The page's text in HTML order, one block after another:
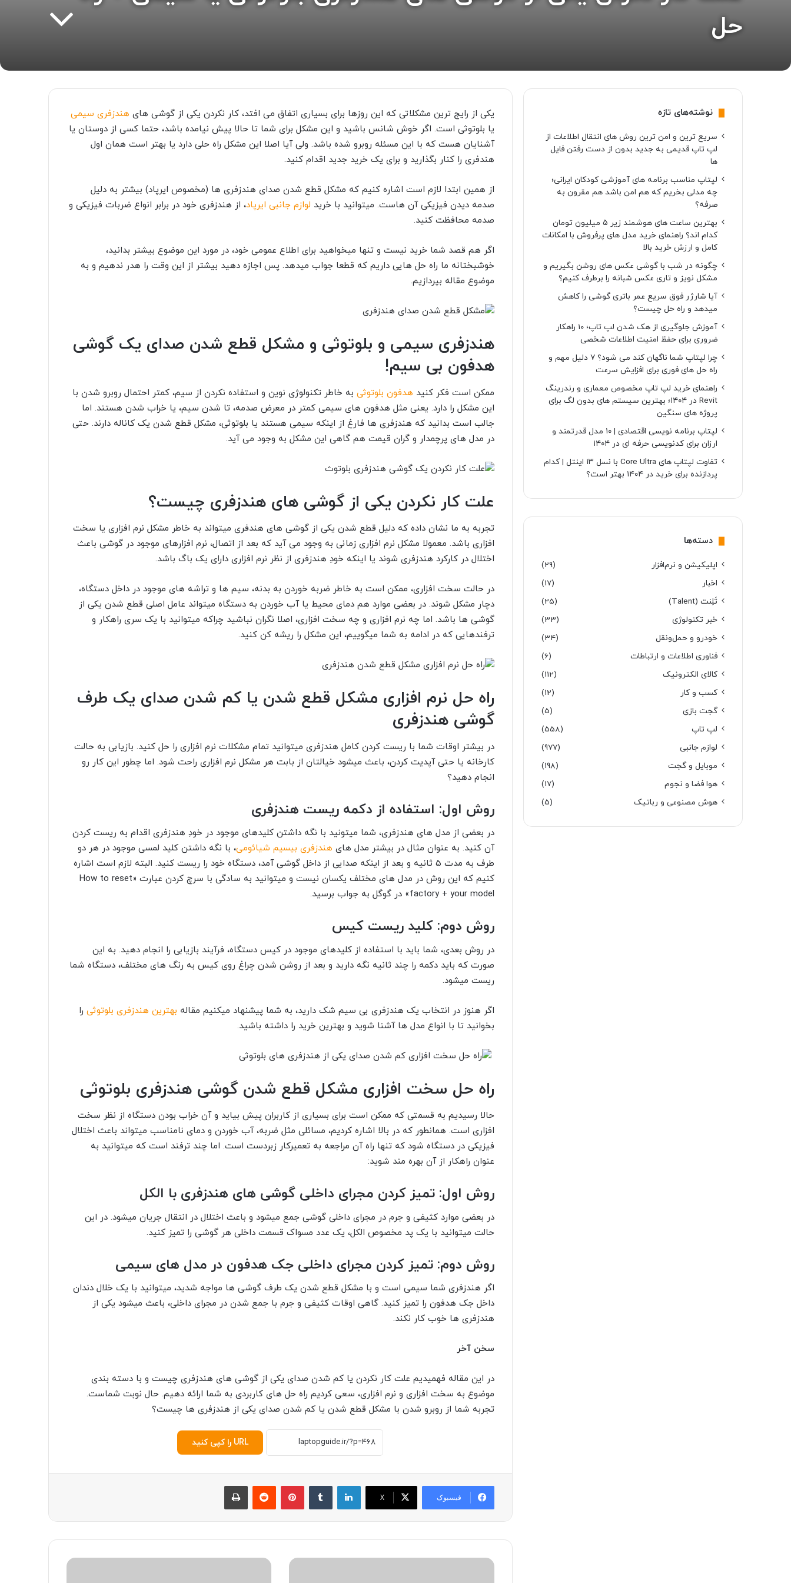
حل
یکی از رایج ترین مشکلاتی که این روزها برای بسیاری اتفاق می افتد، کار نکردن یکی از گوشی های هندزفری سیمی
یا بلوتوثی است. اگر خوش شانس باشید و این مشکل برای شما تا حالا پیش نیامده باشد، حتما کسی از دوستان یا
آشنایان هست که با این مسئله روبرو شده باشد. ولی آیا اصلا این مشکل راه حلی دارد یا بهتر است همان اول
هندفری را کنار بگذارید و برای یک خرید جدید اقدام کنید.
از همین ابتدا لازم است اشاره کنیم که مشکل قطع شدن صدای هندزفری ها (مخصوص ایرپاد) بیشتر به دلیل
صدمه دیدن فیزیکی آن هاست. میتوانید با خرید لوازم جانبی ایرپاد، از هندزفری خود در برابر انواع ضربات فیزیکی و
صدمه محافظت کنید.
اگر هم قصد شما خرید نیست و تنها میخواهید برای اطلاع عمومی خود، در مورد این موضوع بیشتر بدانید،
خوشبختانه ما راه حل هایی داریم که قطعا جواب میدهد. پس اجازه دهید بیشتر از این وقت را هدر ندهیم و به
موضوع مقاله بپردازیم.
هندزفری سیمی و بلوتوثی و مشکل قطع شدن صدای یک گوشی
هدفون بی سیم!
ممکن است فکر کنید هدفون بلوتوثی به خاطر تکنولوژی نوین و استفاده نکردن از سیم، کمتر احتمال روبرو شدن با
این مشکل را دارد. یعنی مثل هدفون های سیمی کمتر در معرض صدمه، تا شدن سیم، یا خراب شدن هستند. اما
جالب است بدانید که هندزفری ها فارغ از اینکه سیمی هستند یا بلوتوثی، مشکل قطع شدن یک کاناله دارند. حتی
در مدل های پرچمدار و گران قیمت هم گاهی این مشکل به وجود می آید.
علت کار نکردن یکی از گوشی های هندزفری چیست؟
تجربه به ما نشان داده که دلیل قطع شدن یکی از گوشی های هندفری میتواند به خاطر مشکل نرم افزاری یا سخت
افزاری باشد. معمولا مشکل نرم افزاری زمانی به وجود می آید که بعد از اتصال، نرم افزارهای موجود در گوشی باعث
اختلال در کارکرد هندزفری شوند یا اینکه خودِ هندزفری از نظر نرم افزاری دارای یک باگ باشد.
در حالت سخت افزاری، ممکن است به خاطر ضربه خوردن به بدنه، سیم ها و تراشه های موجود در داخل دستگاه،
دچار مشکل شوند. در بعضی موارد هم دمای محیط یا آب خوردن به دستگاه میتواند عامل اصلی قطع شدن یکی از
گوشی ها باشد. اما چه نرم افزاری و چه سخت افزاری، اصلا نگران نباشید چراکه میتوانید با یک سری راهکار و
ترفندهایی که در ادامه به شما میگوییم، این مشکل را ریشه کن کنید.
راه حل نرم افزاری مشکل قطع شدن یا کم شدن صدای یک طرف
گوشی هندزفری
در بیشتر اوقات شما با ریست کردن کامل هندزفری میتوانید تمام مشکلات نرم افزاری را حل کنید. بازیابی به حالت
کارخانه یا حتی آپدیت کردن، باعث میشود خیالتان از بابت هر مشکل نرم افزاری راحت شود. اما چطور این کار رو
انجام دهید؟
روش اول: استفاده از دکمه ریست هندزفری
در بعضی از مدل های هندزفری، شما میتونید با نگه داشتن کلیدهای موجود در خودِ هندزفری اقدام به ریست کردن
آن کنید. به عنوان مثال در بیشتر مدل های هندزفری بیسیم شیائومی، با نگه داشتن کلید لمسی موجود در هر دو
طرف به مدت 5 ثانیه و بعد از اینکه صدایی از داخل گوشی آمد، دستگاه خود را ریست کنید. البته لازم است اشاره
کنیم که این روش در مدل های مختلف یکسان نیست و میتوانید به سادگی با سرچ کردن عبارت «How to reset
factory + your model» در گوگل به جواب برسید.
روش دوم: کلید ریست کیس
در روش بعدی، شما باید با استفاده از کلیدهای موجود در کیس دستگاه، فرآیند بازیابی را انجام دهید. به این
صورت که باید دکمه را چند ثانیه نگه دارید و بعد از روشن شدن چراغ روی کیس به رنگ های مختلف، دستگاه شما
ریست میشود.
اگر هنوز در انتخاب یک هندزفری بی سیم شک دارید، به شما پیشنهاد میکنیم مقاله بهترین هندزفری بلوتوثی را
بخوانید تا با انواع مدل ها آشنا شوید و بهترین خرید را داشته باشید.
راه حل سخت افزاری مشکل قطع شدن گوشی هندزفری بلوتوثی
حالا رسیدیم به قسمتی که ممکن است برای بسیاری از کاربران پیش بیاید و آن خراب بودن دستگاه از نظر سخت
افزاری است. همانطور که در بالا اشاره کردیم، مسائلی مثل ضربه، آب خوردن و دمای نامناسب میتواند باعث اختلال
فیزیکی در دستگاه شود که تنها راه آن مراجعه به تعمیرکار زبردست است. اما چند ترفند است که میتوانید به
عنوان راهکار از آن بهره مند شوید:
روش اول: تمیز کردن مجرای داخلی گوشی های هندزفری با الکل
در بعضی موارد کثیفی و جرم در مجرای داخلی گوشی جمع میشود و باعث اختلال در انتقال جریان میشود. در این
حالت میتوانید با یک پد مخصوص الکل، یک عدد مسواک قسمت داخلی هر گوشی را تمیز کنید.
روش دوم: تمیز کردن مجرای داخلی جک هدفون در مدل های سیمی
اگر هندزفری شما سیمی است و با مشکل قطع شدن یک طرف گوشی ها مواجه شدید، میتوانید با یک خلال دندان
داخل جک هدفون را تمیز کنید. گاهی اوقات کثیفی و جرم با جمع شدن در مجرای داخلی، باعث میشود یکی از
هندزفری ها خوب کار نکند.
سخن آخر
در این مقاله فهمیدیم علت کار نکردن یا کم شدن صدای یکی از گوشی های هندزفری چیست و با دسته بندی
موضوع به سخت افزاری و نرم افزاری، سعی کردیم راه حل های کاربردی به شما ارائه دهیم. حال نوبت شماست.
تجربه شما از روبرو شدن با مشکل قطع شدن یا کم شدن صدای یکی از هندزفری ها چیست؟
URL را کپی کنید
فیسبوک X
لینکدین پینترست ‫رددیت
چ
ب
نوشته‌های تازه
سریع ترین و امن ترین روش های انتقال اطلاعات از
لپ تاپ قدیمی به جدید بدون از دست رفتن فایل
ها
لپتاپ مناسب برنامه های آموزشی کودکان ایرانی؛
چه مدلی بخریم که هم امن باشد هم مقرون به
صرفه؟
بهترین ساعت های هوشمند زیر ۵ میلیون تومان
کدام اند؟ راهنمای خرید مدل های پرفروش با امکانات
کامل و ارزش خرید بالا
چگونه در شب با گوشی عکس های روشن بگیریم و
مشکل نویز و تاری عکس شبانه را برطرف کنیم؟
آیا شارژر فوق سریع عمر باتری گوشی را کاهش
میدهد و راه حل چیست؟
آموزش جلوگیری از هک شدن لپ تاپ؛ 10 راهکار
ضروری برای حفظ امنیت اطلاعات شخصی
چرا لپتاپ شما ناگهان کند می شود؟ ۷ دلیل مهم و
راه حل های فوری برای افزایش سرعت
راهنمای خرید لپ تاپ مخصوص معماری و رندرینگ
Revit در ۱۴۰۴؛ بهترین سیستم های بدون لگ برای
پروژه های سنگین
لپتاپ برنامه نویسی اقتصادی | ۱۰ مدل قدرتمند و
ارزان برای کدنویسی حرفه ای در ۱۴۰۴
تفاوت لپتاپ های Core Ultra با نسل ۱۳ اینتل | کدام
پردازنده برای خرید در ۱۴۰۴ بهتر است؟
دسته‌ها
اپلیکیشن و نرم‌افزار
(29)
اخبار
(17)
تَلِنت (Talent)
(25)
خبر تکنولوژی
(33)
خودرو و حمل‌و‌نقل
(34)
فناوری اطلاعات و ارتباطات
(6)
کالای الکترونیک
(112)
کسب و کار
(12)
گجت بازی
(5)
لپ تاپ
(558)
لوازم جانبی
(977)
موبایل و گجت
(198)
هوا فضا و نجوم
(17)
هوش مصنوعی و رباتیک
(5)